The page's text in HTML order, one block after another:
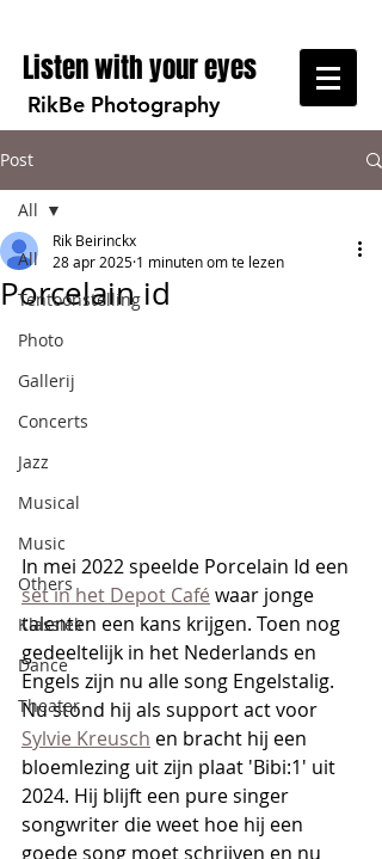
Listen with your eyes
RikBe Photography
Post
All
Tentoonstelling
Photo
Gallerij
Concerts
Jazz
Musical
Music
Others
Klassiek
Dance
Theater
All
Porcelain id
Rik Beirinckx
28 apr 2025 1 minuten om te lezen
In mei 2022 speelde Porcelain Id een
set in het Depot Café waar jonge
talenten een kans krijgen. Toen nog
gedeeltelijk in het Nederlands en
Engels zijn nu alle song Engelstalig.
Nu stond hij als support act voor
Sylvie Kreusch en bracht hij een
bloemlezing uit zijn plaat 'Bibi:1' uit
2024. Hij blijft een pure singer
songwriter die weet hoe hij een
goede song moet schrijven en nu